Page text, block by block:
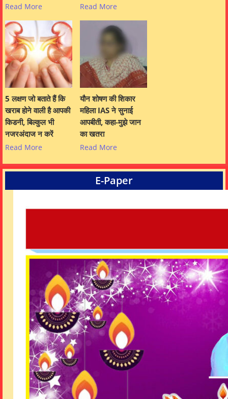
Read More Read More
5 लक्षण जो बताते हैं कि
खराब होने वाली है आपकी
किडनी, बिल्कुल भी
नजरअंदाज न करें
Read More
यौन शोषण की शिकार
महिला IAS ने सुनाई
आपबीती, कहा-मुझे जान
का खतरा
Read More
E-Paper